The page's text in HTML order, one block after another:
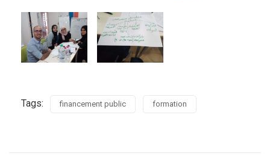
Tags: financement public formation